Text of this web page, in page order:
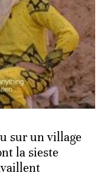
sur un village
la sieste